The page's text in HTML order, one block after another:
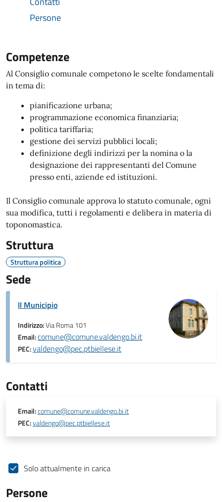
Persone
Competenze
Al Consiglio comunale competono le scelte fondamentali
in tema di:
pianificazione urbana;
programmazione economica finanziaria;
politica tariffaria;
gestione dei servizi pubblici locali;
definizione degli indirizzi per la nomina o la
designazione dei rappresentanti del Comune
presso enti, aziende ed istituzioni.
Il Consiglio comunale approva lo statuto comunale, ogni
sua modifica, tutti i regolamenti e delibera in materia di
toponomastica.
Struttura
Struttura politica
Sede
Il Municipio
Indirizzo:Via Roma 101
Email:comune@comune.valdengo.bi.it
PEC:valdengo@pec.ptbiellese.it
Contatti
Email:comune@comune.valdengo.bi.it
PEC:valdengo@pec.ptbiellese.it
Solo attualmente in carica
Persone